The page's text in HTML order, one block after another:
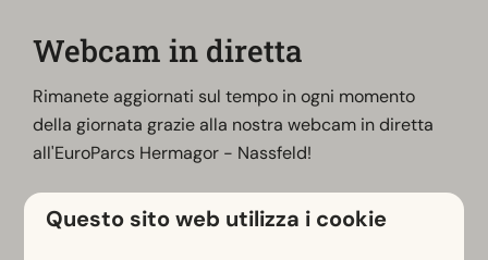
Webcam in diretta
Rimanete aggiornati sul tempo in ogni momento
della giornata grazie alla nostra webcam in diretta
all'EuroParcs Hermagor - Nassfeld!
Questo sito web utilizza i cookie